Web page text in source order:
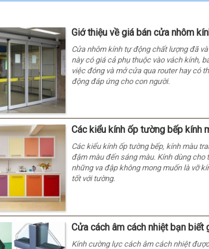
Giớ thiệu về giá bán cửa nhôm
Cửa nhôm kính tự động chất lượng đã
này có giá cả phụ thuộc vào vách kính,
việc đóng và mở cửa qua router hay có
động đáp ứng cho con người.
Các kiểu kính ốp tường bếp kính
Các kiểu kính ốp tường bếp, kính màu
đậm màu đến sáng màu. Kính dùng
những va đập không mong muốn là vỡ
tốt với tường.
Cửa cách âm cách nhiệt bạn biết
Kính cường lực cách âm cách nhiệt